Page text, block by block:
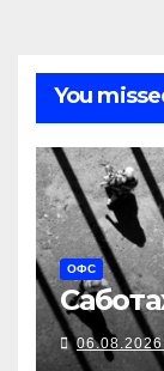
You
ОФС
06.08.2026